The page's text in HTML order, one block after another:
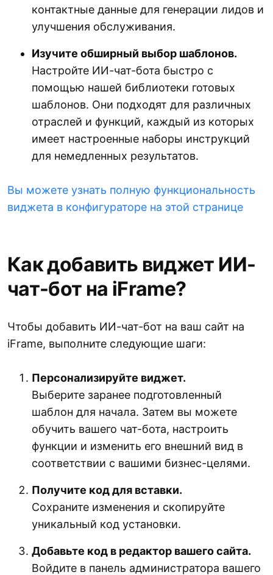
контактные данные для генерации лидов и
улучшения обслуживания.
Изучите обширный выбор шаблонов.
Настройте ИИ-чат-бота быстро с
помощью нашей библиотеки готовых
шаблонов. Они подходят для различных
отраслей и функций, каждый из которых
имеет настроенные наборы инструкций
для немедленных результатов.
Вы можете узнать полную функциональность
виджета в конфигураторе на этой странице
Как добавить виджет ИИ-
чат-бот на iFrame?
Чтобы добавить ИИ-чат-бот на ваш сайт на
iFrame, выполните следующие шаги:
Персонализируйте виджет.
Выберите заранее подготовленный
шаблон для начала. Затем вы можете
обучить вашего чат-бота, настроить
функции и изменить его внешний вид в
соответствии с вашими бизнес-целями.
Получите код для вставки.
Сохраните изменения и скопируйте
уникальный код установки.
Добавьте код в редактор вашего сайта.
Войдите в панель администратора вашего